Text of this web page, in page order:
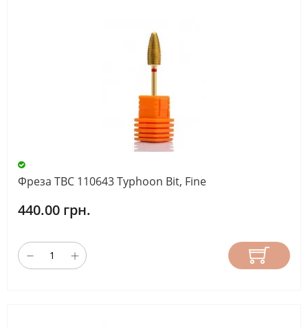
Фреза ТВС 110643 Typhoon Bit, Fine
440.00 грн.